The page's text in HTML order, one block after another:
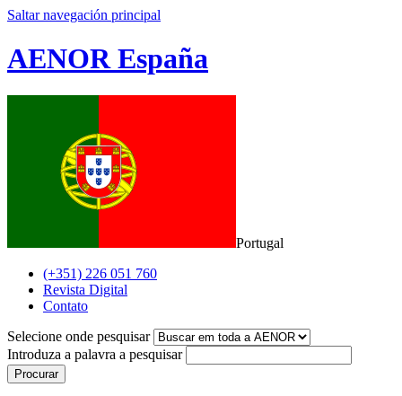
Saltar navegación principal
AENOR España
Portugal
(+351) 226 051 760
Revista Digital
Contato
Selecione onde pesquisar
Introduza a palavra a pesquisar
Procurar